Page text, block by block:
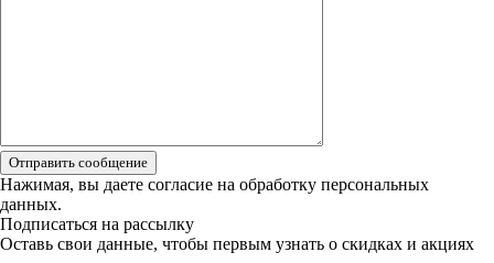
Отправить сообщение
Нажимая, вы даете согласие на обработку персональных
данных.
Подписаться на рассылку
Оставь свои данные, чтобы первым узнать о скидках и акциях